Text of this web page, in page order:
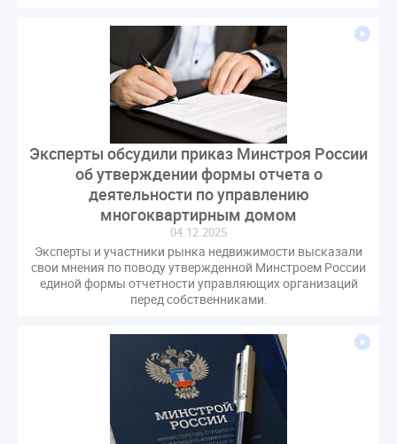
Эксперты обсудили приказ Минстроя России
об утверждении формы отчета о
деятельности по управлению
многоквартирным домом
04.12.2025
Эксперты и участники рынка недвижимости высказали
свои мнения по поводу утвержденной Минстроем России
единой формы отчетности управляющих организаций
перед собственниками.